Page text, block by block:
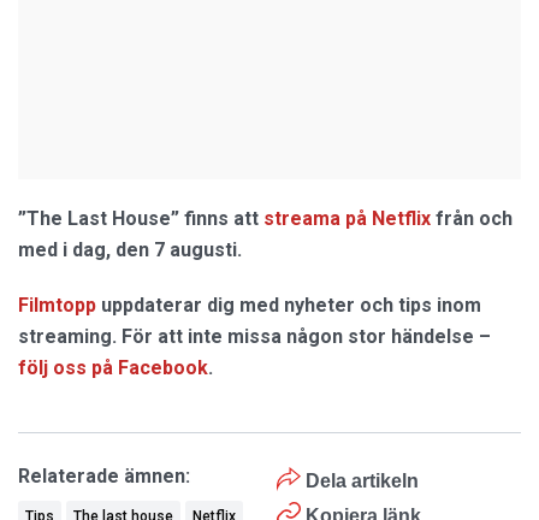
”The Last House” finns att streama på Netflix från och
med i dag, den 7 augusti.
Filmtopp uppdaterar dig med nyheter och tips inom
streaming. För att inte missa någon stor händelse –
följ oss på Facebook.
Dela artikeln
Relaterade ämnen: